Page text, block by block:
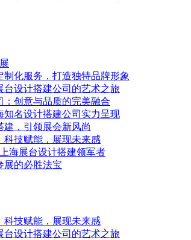
制化服务，打造独特品牌形象
台设计搭建公司的艺术之旅
：创意与品质的完美融合
名设计搭建公司实力呈现
，引领展会新风尚
科技赋能，展现未来感
海展台设计搭建领军者
展的必胜法宝
科技赋能，展现未来感
台设计搭建公司的艺术之旅